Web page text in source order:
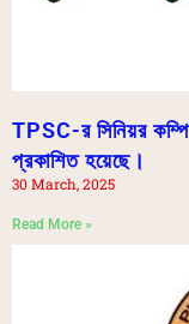
TPSC-র সিনিয়র
প্রকাশিত হয়েছে।
30 March, 2025
Read More »